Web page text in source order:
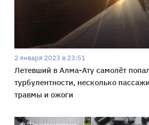
2 января 2023 в 23:51
Летевший в Алма-Ату самолёт
турбулентности, несколько
травмы и ожоги